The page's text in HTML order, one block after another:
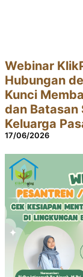
Webinar
Hubungan
Kunci
dan Batasan
Keluarga
17/06/2026